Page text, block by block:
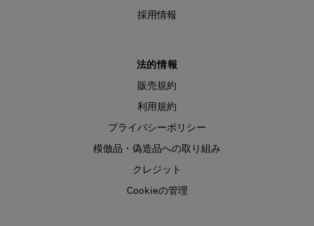
採用情報
法的情報
販売規約
利用規約
プライバシーポリシー
模倣品・偽造品への取り組み
クレジット
Cookieの管理